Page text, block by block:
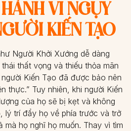
VI NGỤY
KIẾN TẠO
Người Khởi Xướng dễ dàng
thất vọng và thiếu thỏa mãn
Kiến Tạo đã được bảo nên
thực.” Tuy nhiên, khi người Kiến
của họ sẽ bị kẹt và không
lý trí đẩy họ về phía trước và trở
mà họ nghĩ họ muốn. Thay vì tìm